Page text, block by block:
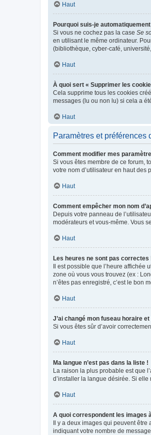
Haut
Pourquoi suis-je
Si vous ne cochez pas la case Se
en utilisant le même ordinateur.
(bibliothèque, cyber-café,
Haut
À quoi sert « Supprimer les
Cela supprime tous les cookies
messages (lu ou non lu) si cela a
Haut
Paramètres et préférences
Comment modifier mes
Si vous êtes membre de ce forum,
votre nom d’utilisateur en haut des
Haut
Comment empêcher mon nom
Depuis votre panneau de
modérateurs et vous-même. Vous
Haut
Les heures ne sont pas correctes
Il est possible que l’heure affichée
zone où vous vous trouvez (ex :
n’êtes pas enregistré, c’est le bon
Haut
J’ai changé mon fuseau horaire
Si vous êtes sûr d’avoir
Haut
Ma langue n’est pas dans la liste !
La raison la plus probable est que
d’installer la langue désirée. Si elle
Haut
A quoi correspondent les images
Il y a deux images qui peuvent être
indiquant votre nombre de